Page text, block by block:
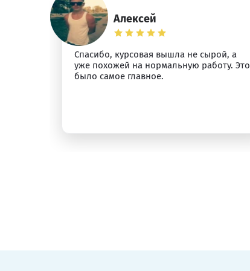
Алексей
Спасибо, курсовая вышла не сырой, а
уже похожей на нормальную работу. Это
было самое главное.